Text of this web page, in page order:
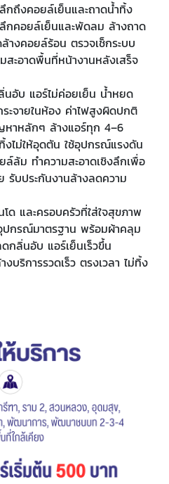
กถึงคอยล์เย็นและถาดน้ำทิ้ง
กคอยล์เย็นและพัดลม ล้างถาด
างคอยล์ร้อน ตรวจเช็กระบบ
สะอาดพื้นที่หน้างานหลังเสร็จ
อับ แอร์ไม่ค่อยเย็น น้ำหยด
ะจายในห้อง ค่าไฟสูงผิดปกติ
าหลักๆ ล้างแอร์ทุก 4–6
งไม่ให้อุดตัน ใช้อุปกรณ์แรงดัน
ล์ล้ม ทำความสะอาดเชิงลึกเพื่อ
รับประกันงานล้างลดความ
ด และครอบครัวที่ใส่ใจสุขภาพ
ปกรณ์มาตรฐาน พร้อมผ้าคลุม
กลิ่นอับ แอร์เย็นเร็วขึ้น
บริการรวดเร็ว ตรงเวลา ไม่ทิ้ง